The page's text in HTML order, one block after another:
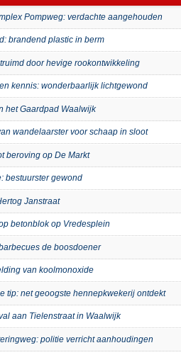
Pompweg: verdachte aangehouden
brandend plastic in berm
door hevige rookontwikkeling
kennis: wonderbaarlijk lichtgewond
het Gaardpad Waalwijk
wandelaarster voor schaap in sloot
beroving op De Markt
bestuurster gewond
Janstraat
betonblok op Vredesplein
de boosdoener
van koolmonoxide
tip: net geoogste hennepkwekerij ontdekt
aan Tielenstraat in Waalwijk
politie verricht aanhoudingen